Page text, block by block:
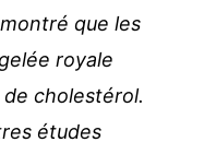
que les
royale
cholestérol.
études